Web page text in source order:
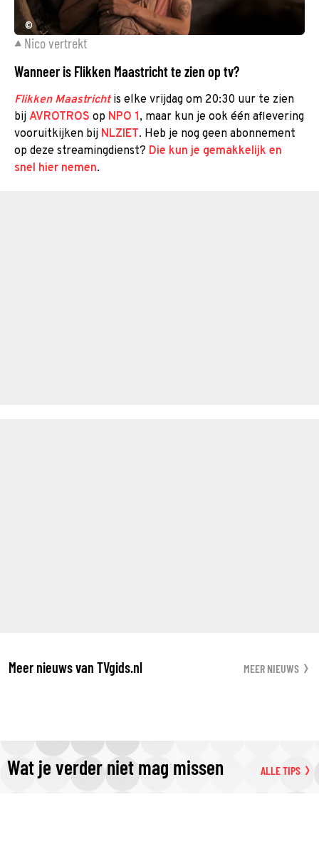
©
Nico vertrekt
Wanneer is Flikken Maastricht te zien op tv?
Flikken Maastrichtis elke vrijdag om 20:30 uur te zien
bij AVROTROS op NPO 1, maar kun je ook één aflevering
vooruitkijken bij NLZIET. Heb je nog geen abonnement
op deze streamingdienst? Die kun je gemakkelijk en
snel hier nemen.
Meer nieuws van TVgids.nl MEER NIEUWS
Wat je verder niet mag missen ALLE TIPS